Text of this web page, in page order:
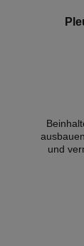
und
der Teile mit